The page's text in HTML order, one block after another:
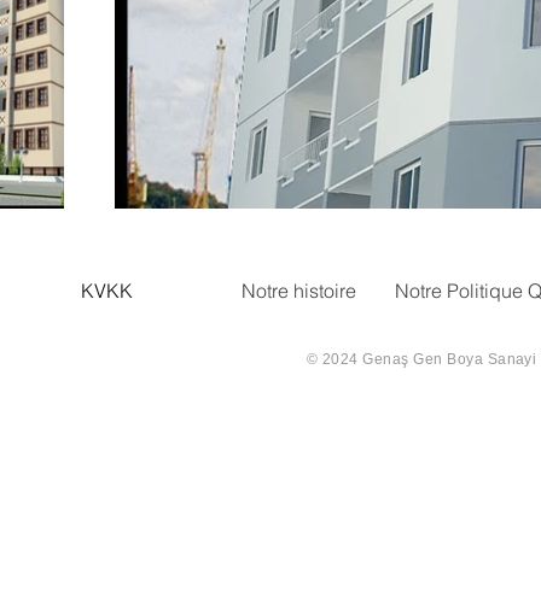
Notre histoire Notre Politique
KVKK
© 2024 Genaş Gen Boya